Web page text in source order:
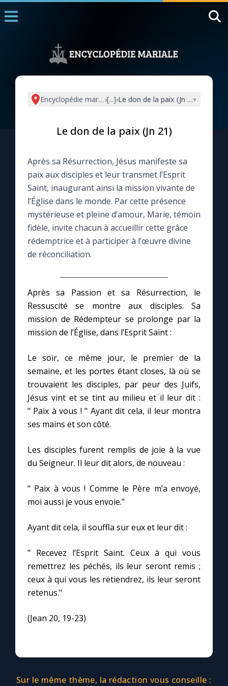
L'actualité de la semaine
La chaîne Youtube
La newsletter
La vidéo de la semaine
Le compte Tiktok
Le site internet
Questions-réponses
Prier au quotidien
Avec Thérèse de Lisieux
L'Évangile chaque jour
Les premiers samedis du mois
Marie qui défait les nœuds
Une Minute avec Marie
1000 Raisons de Croire
Encyclopédie mariale
›[...]›Le don de la paix (Jn 21)
▾
Le don de la paix (Jn 21)
Après sa Résurrection, Jésus manifeste sa
paix aux disciples et leur transmet l’Esprit
Saint, inaugurant ainsi la mission vivante de
l’Église dans le monde. Par cette présence
mystérieuse et pleine d’amour, Marie, témoin
fidèle, invite chacun à accueillir cette grâce
rédemptrice et à participer à l’œuvre divine
de réconciliation.
Après sa Passion et sa Résurrection, le
Ressuscité se montre aux disciples. Sa
mission de Rédempteur se prolonge par la
mission de l’Église, dans l’Esprit Saint :
Le soir, ce même jour, le premier de la
semaine, et les portes étant closes, là où se
trouvaient les disciples, par peur des Juifs,
Jésus vint et se tint au milieu et il leur dit :
" Paix à vous ! " Ayant dit cela, il leur montra
ses mains et son côté.
Les disciples furent remplis de joie à la vue
du Seigneur. Il leur dit alors, de nouveau :
" Paix à vous ! Comme le Père m’a envoyé,
moi aussi je vous envoie."
Ayant dit cela, il souffla sur eux et leur dit :
" Recevez l’Esprit Saint. Ceux à qui vous
remettrez les péchés, ils leur seront remis ;
ceux à qui vous les retiendrez, ils leur seront
retenus."
(Jean 20, 19-23)
Sur le même thème, la rédaction vous conseille :